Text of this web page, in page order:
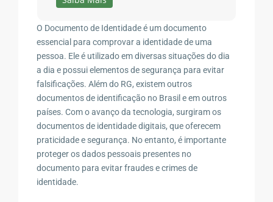
O Documento de Identidade é um documento
essencial para comprovar a identidade de uma
pessoa. Ele é utilizado em diversas situações do dia
a dia e possui elementos de segurança para evitar
falsificações. Além do RG, existem outros
documentos de identificação no Brasil e em outros
países. Com o avanço da tecnologia, surgiram os
documentos de identidade digitais, que oferecem
praticidade e segurança. No entanto, é importante
proteger os dados pessoais presentes no
documento para evitar fraudes e crimes de
identidade.